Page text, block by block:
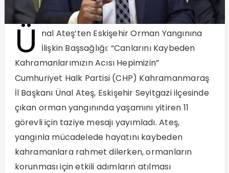
Ü
nal Ateş’ten Eskişehir Orman Yangınına
İlişkin Başsağlığı: “Canlarını Kaybeden
Kahramanlarımızın Acısı Hepimizin”
Cumhuriyet Halk Partisi (CHP) Kahramanmaraş
İl Başkanı Ünal Ateş, Eskişehir Seyitgazi ilçesinde
çıkan orman yangınında yaşamını yitiren 11
görevli için taziye mesajı yayımladı. Ateş,
yangınla mücadelede hayatını kaybeden
kahramanlara rahmet dilerken, ormanların
korunması için etkili adımların atılması